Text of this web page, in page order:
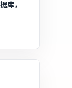
库，